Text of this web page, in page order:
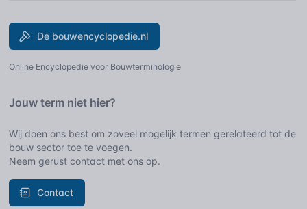
De bouwencyclopedie.nl
Online Encyclopedie voor Bouwterminologie
Jouw term niet hier?
Wij doen ons best om zoveel mogelijk termen gerelateerd tot de
bouw sector toe te voegen.
Neem gerust contact met ons op.
Contact